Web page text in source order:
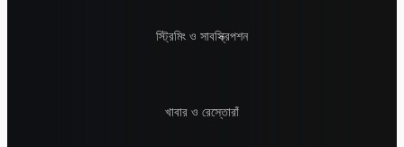
স্ট্রিমিং ও সাবস্ক্রিপশন
খাবার ও রেস্তোরাঁ